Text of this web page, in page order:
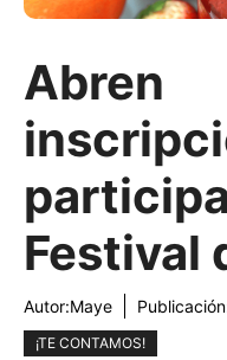
Abren
Festival
Autor:Maye
¡TE CONTAMOS!